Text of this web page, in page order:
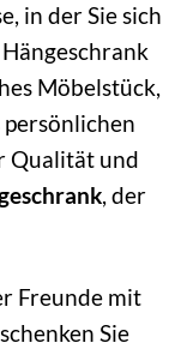
in der Sie sich
Möbelstück,
Qualität und
, der
Freunde mit
Sie